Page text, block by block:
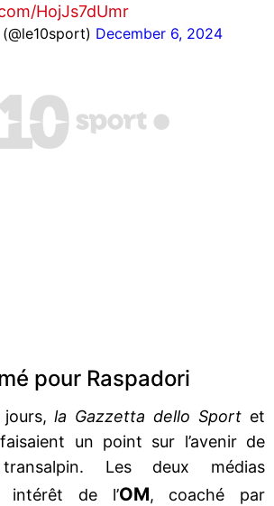
HojJs7dUmr
December 6, 2024
pour Raspadori
la Gazzetta dello Sport et
faisaient un point sur l’avenir de
transalpin. Les deux médias
intérêt de l’OM, coaché par